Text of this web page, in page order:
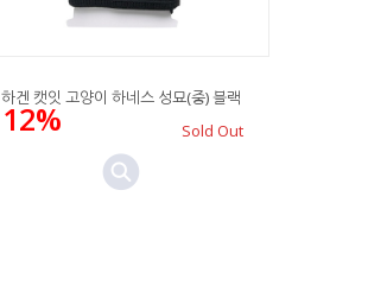
하겐 캣잇 고양이 하네스 성묘(중) 블랙
Sold Out
12%